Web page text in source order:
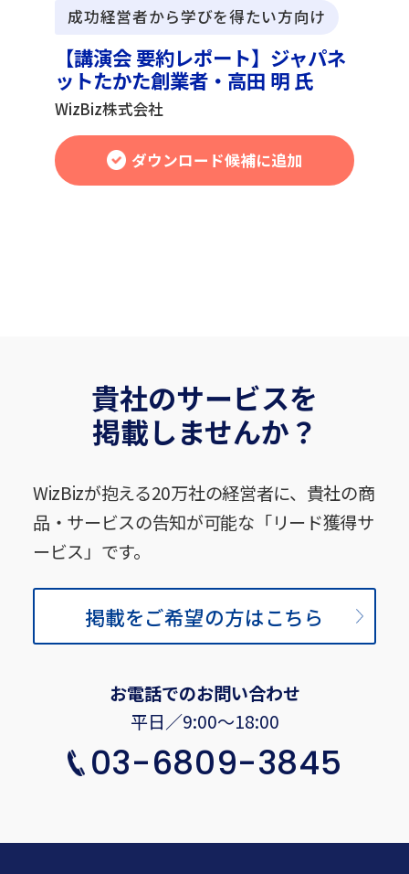
成功経営者から学びを得たい方向け
【講演会 要約レポート】ジャパネ
ットたかた創業者・高田 明 氏
WizBiz株式会社
ダウンロード候補に追加
貴社のサービスを
掲載しませんか？
WizBizが抱える20万社の経営者に、貴社の商
品・サービスの告知が可能な「リード獲得サ
ービス」です。
掲載をご希望の方はこちら
お電話でのお問い合わせ
平日／9:00〜18:00
03-6809-3845